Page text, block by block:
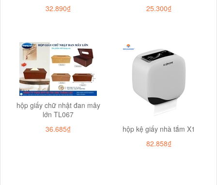
32.890₫
25.300₫
hộp giấy chữ nhật đan mây
lớn TL067
36.685₫
hộp kệ giấy nhà tắm X1
82.858₫